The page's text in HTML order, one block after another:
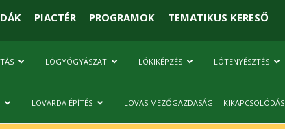
PIACTÉR PROGRAMOK TEMATIKUS KERESŐ
LÓGYÓGYÁSZAT LÓKIKÉPZÉS LÓTENYÉSZTÉS
LOVARDA ÉPÍTÉS LOVAS MEZŐGAZDASÁG KIKAPCSOLÓDÁS